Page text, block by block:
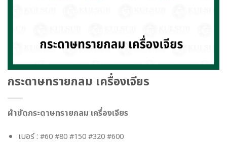
กระดาษทรายกลม เครื่องเจียร
ผ้าขัดกระดาษทรายกลม เครื่องเจียร
เบอร์ : #60 #80 #150 #320 #600